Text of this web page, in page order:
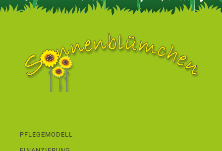
PFLEGEMODELL